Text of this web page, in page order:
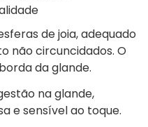
de joia, adequado
não circuncidados. O
da glande.
na glande,
e sensível ao toque.